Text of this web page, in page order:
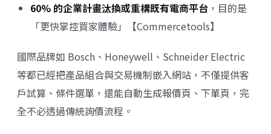
60% 的企業計畫汰換或重構既有電商平台 ，目的是
「更快掌控買家體驗」【Commercetools】
國際品牌如 Bosch、Honeywell、Schneider Electric
等都已經把產品組合與交易機制嵌入網站，不僅提供客
戶試算、條件選單，還能自動生成報價頁、下單頁，完
全不必透過傳統詢價流程。